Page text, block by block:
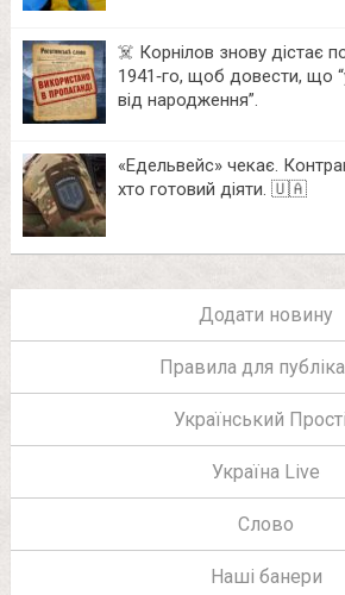
☠️ Корнілов знову дістає
1941‑го, щоб довести, що
від народження”.
«Едельвейс» чекає.
хто готовий діяти. 🇺🇦
Додати новину
Правила для
Український
Україна Live
Слово
Наші банери